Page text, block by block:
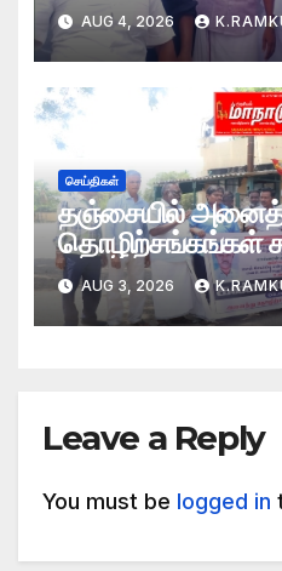
AUG 4, 2026
செய்திகள்
தஞ்சையில்
தொழிற்சங்கங்கள்
ஆர்ப்பாட்டம்
AUG 3, 2026
Leave a Reply
You must be logged in